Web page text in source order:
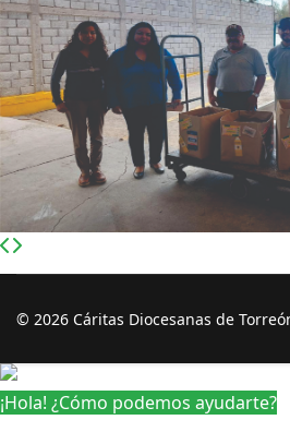
© 2026 Cáritas Diocesanas de
¡Hola! ¿Cómo podemos ayudarte?